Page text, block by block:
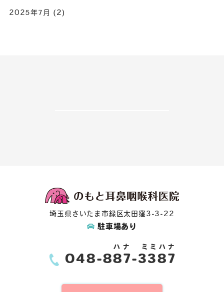
2025年7月 (2)
埼玉県さいたま市緑区太田窪3-3-22
駐車場あり
048-887
ハナ
-3387
ミミハナ